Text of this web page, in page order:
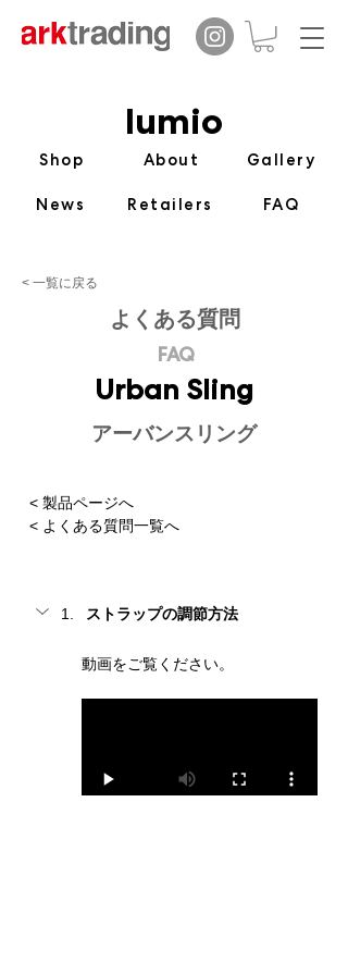
lumio
Shop About Gallery
News Retailers FAQ
< 一覧に戻る
​よくある質問
FAQ
Urban Sling
アーバンスリング
< 製品ページへ
< よくある質問一覧へ
ストラップの調節方法
動画をご覧ください。